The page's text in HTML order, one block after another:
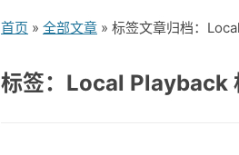
首页 » 全部文章 » 标签文章归档：
标签：Local Playback